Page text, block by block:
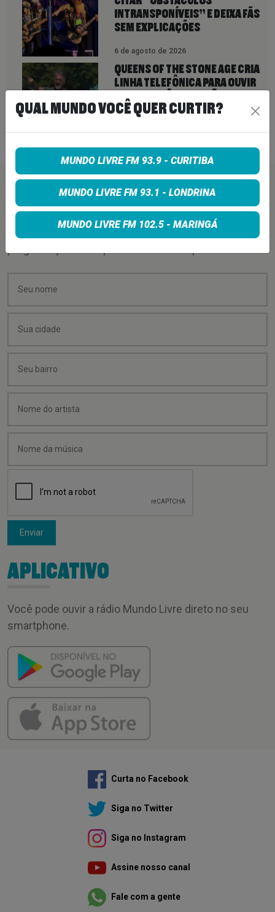
INTRANSPONÍVEIS” E DEIXA FÃS
SEM EXPLICAÇÕES
6 de agosto de 2026
QUEENS OF THE STONE AGE CRIA
LINHA TELEFÔNICA PARA OUVIR
RECLAMAÇÕES DOS FÃS; BANDA
DIZ QUE “NENHUMA LAMÚRIA É
PEÇA SUA MÚSICA
Quer sugerir uma música para rolar na minha
Enviar
APLICATIVO
Você pode ouvir a rádio Mundo Livre direto no seu
smartphone.
Curta no Facebook
Siga no Twitter
Siga no Instagram
Assine nosso canal
Fale com a gente
QUAL MUNDO VOCÊ QUER CURTIR?
MUNDO LIVRE FM 93.9 - CURITIBA
MUNDO LIVRE FM 93.1 - LONDRINA
MUNDO LIVRE FM 102.5 - MARINGÁ